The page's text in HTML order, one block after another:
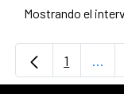
Mostrando el
Página
1 ...